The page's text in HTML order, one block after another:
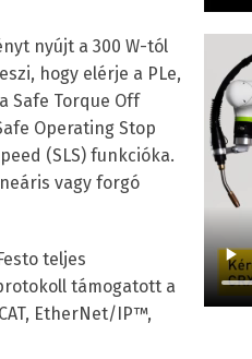
nyújt a 300 W-tól
hogy elérje a PLe,
Safe Torque Off
Operating Stop
(SLS) funkcióka.
vagy forgó
teljes
támogatott a
EtherNet/IP™,